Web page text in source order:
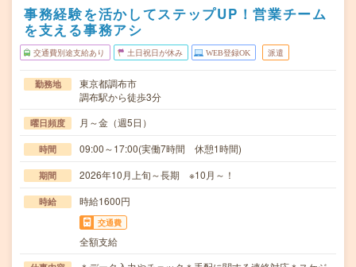
事務経験を活かしてステップUP！営業チーム
を支える事務アシ
交通費別途支給あり 土日祝日が休み WEB登録OK 派遣
勤務地
東京都調布市
調布駅から徒歩3分
曜日頻度 月～金（週5日）
時間 09:00～17:00(実働7時間 休憩1時間)
期間 2026年10月上旬～長期 ※10月～！
時給 時給1600円
交通費
全額支給